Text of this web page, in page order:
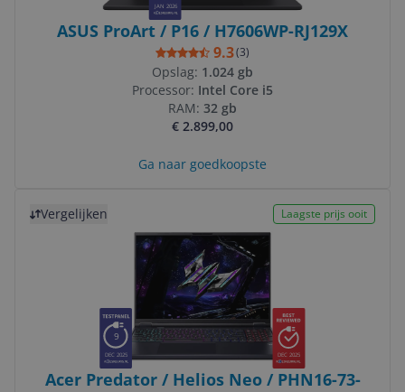
JAN 2026
ASUS ProArt / P16 / H7606WP-RJ129X
9.3(3)
Opslag: 1.024 gb
Processor: Intel Core i5
RAM: 32 gb
€ 2.899,00
Ga naar goedkoopste
Vergelijken Laagste prijs ooit
9
DEC 2025 DEC 2025
Acer Predator / Helios Neo / PHN16-73-